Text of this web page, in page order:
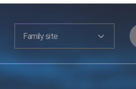
Family site